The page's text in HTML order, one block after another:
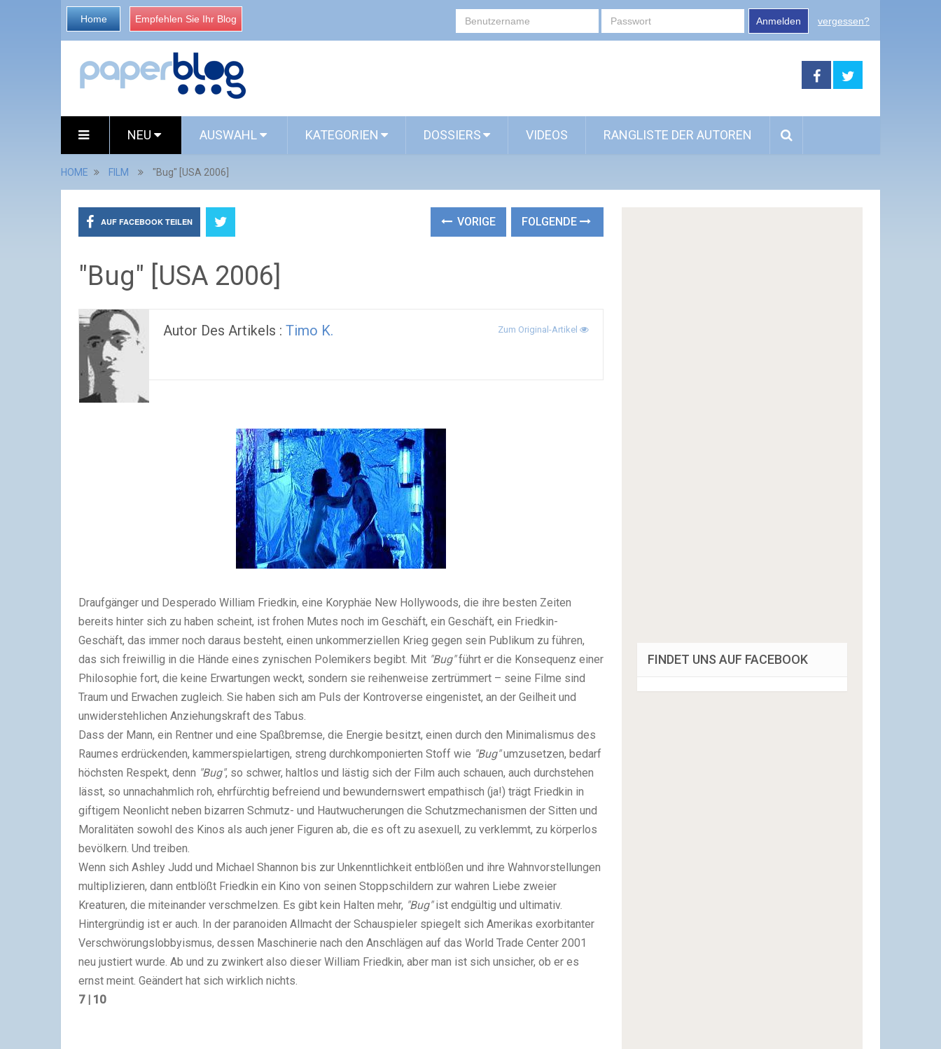
Home Empfehlen Sie Ihr Blog Anmelden vergessen?
NEU AUSWAHL KATEGORIEN DOSSIERS VIDEOS RANGLISTE DER AUTOREN
HOME FILM "Bug" [USA 2006]
AUF FACEBOOK TEILEN VORIGE FOLGENDE
"Bug" [USA 2006]
Autor Des Artikels : Timo K. Zum Original-Artikel
Draufgänger und Desperado William Friedkin, eine Koryphäe New Hollywoods, die ihre besten Zeiten
bereits hinter sich zu haben scheint, ist frohen Mutes noch im Geschäft, ein Geschäft, ein Friedkin-
Geschäft, das immer noch daraus besteht, einen unkommerziellen Krieg gegen sein Publikum zu führen,
das sich freiwillig in die Hände eines zynischen Polemikers begibt. Mit "Bug"führt er die Konsequenz einer
Philosophie fort, die keine Erwartungen weckt, sondern sie reihenweise zertrümmert – seine Filme sind
Traum und Erwachen zugleich. Sie haben sich am Puls der Kontroverse eingenistet, an der Geilheit und
unwiderstehlichen Anziehungskraft des Tabus.
Dass der Mann, ein Rentner und eine Spaßbremse, die Energie besitzt, einen durch den Minimalismus des
Raumes erdrückenden, kammerspielartigen, streng durchkomponierten Stoff wie "Bug"umzusetzen, bedarf
höchsten Respekt, denn "Bug", so schwer, haltlos und lästig sich der Film auch schauen, auch durchstehen
lässt, so unnachahmlich roh, ehrfürchtig befreiend und bewundernswert empathisch (ja!) trägt Friedkin in
giftigem Neonlicht neben bizarren Schmutz- und Hautwucherungen die Schutzmechanismen der Sitten und
Moralitäten sowohl des Kinos als auch jener Figuren ab, die es oft zu asexuell, zu verklemmt, zu körperlos
bevölkern. Und treiben.
Wenn sich Ashley Judd und Michael Shannon bis zur Unkenntlichkeit entblößen und ihre Wahnvorstellungen
multiplizieren, dann entblößt Friedkin ein Kino von seinen Stoppschildern zur wahren Liebe zweier
Kreaturen, die miteinander verschmelzen. Es gibt kein Halten mehr, "Bug"ist endgültig und ultimativ.
Hintergründig ist er auch. In der paranoiden Allmacht der Schauspieler spiegelt sich Amerikas exorbitanter
Verschwörungslobbyismus, dessen Maschinerie nach den Anschlägen auf das World Trade Center 2001
neu justiert wurde. Ab und zu zwinkert also dieser William Friedkin, aber man ist sich unsicher, ob er es
ernst meint. Geändert hat sich wirklich nichts.
7 | 10
FINDET UNS AUF FACEBOOK